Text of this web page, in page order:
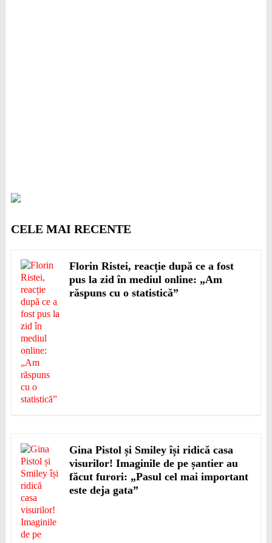
CELE MAI RECENTE
Florin Ristei, reacție după ce a fost
pus la zid în mediul online: „Am
răspuns cu o statistică”
Gina Pistol și Smiley își ridică casa
visurilor! Imaginile de pe șantier au
făcut furori: „Pasul cel mai important
este deja gata”